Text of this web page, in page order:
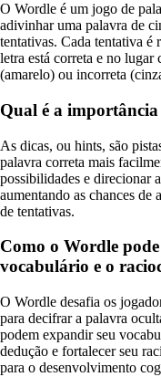
O Wordle é um jogo de
adivinhar uma palavra de
tentativas. Cada tentativa é
letra está correta e no
(amarelo) ou incorreta
Qual é a
As dicas, ou hints, são
palavra correta mais
possibilidades e direcionar
aumentando as chances
de tentativas.
Como o Wordle
vocabulário e o
O Wordle desafia os
para decifrar a palavra
podem expandir seu
dedução e fortalecer seu
para o desenvolvimento